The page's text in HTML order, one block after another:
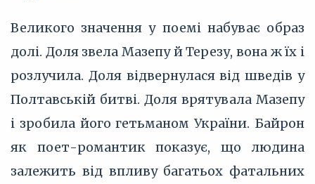
Великого значення у поемі набуває образ
долі. Доля звела Мазепу й Терезу, вона ж їх і
розлучила. Доля відвернулася від шведів у
Полтавській битві. Доля врятувала Мазепу
і зробила його гетьманом України. Байрон
як поет-романтик показує, що людина
залежить від впливу багатьох фатальних